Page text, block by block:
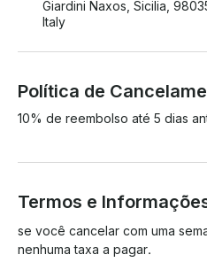
Giardini Naxos, Sicilia,
Italy
Política de
10% de reembolso até 5 dias
Termos e
se você cancelar com uma
nenhuma taxa a pagar.